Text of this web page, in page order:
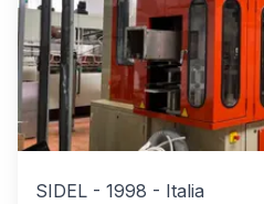
SIDEL - 1998 - Italia